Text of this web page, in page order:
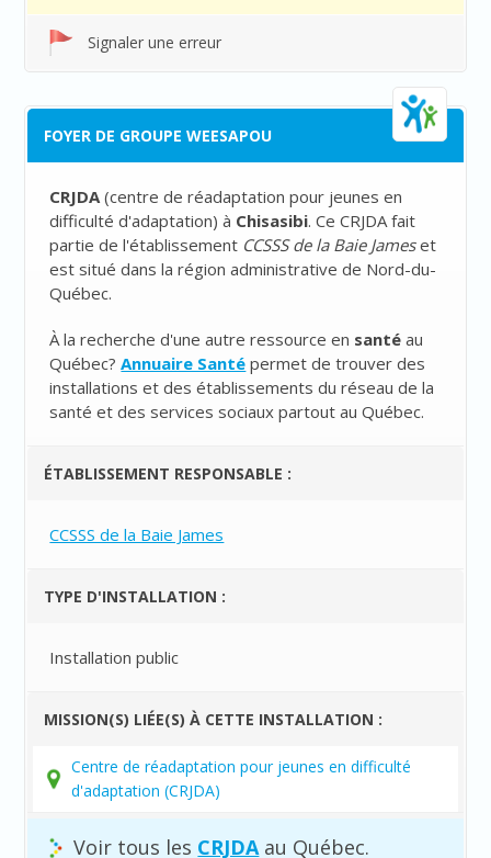
Signaler une erreur
FOYER DE GROUPE WEESAPOU
CRJDA(centre de réadaptation pour jeunes en
difficulté d'adaptation) à Chisasibi. Ce CRJDA fait
partie de l'établissement CCSSS de la Baie Jameset
est situé dans la région administrative de Nord-du-
Québec.
À la recherche d'une autre ressource en santé au
Québec?Annuaire Santé permet de trouver des
installations et des établissements du réseau de la
santé et des services sociaux partout au Québec.
ÉTABLISSEMENT RESPONSABLE :
CCSSS de la Baie James
TYPE D'INSTALLATION :
Installation public
MISSION(S) LIÉE(S) À CETTE INSTALLATION :
Centre de réadaptation pour jeunes en difficulté
d'adaptation (CRJDA)
Voir tous les CRJDAau Québec.